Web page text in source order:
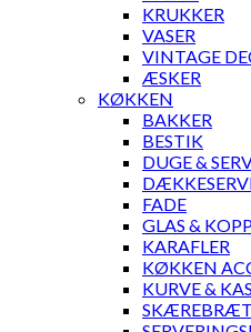
KRUKKER
VASER
VINTAGE
ÆSKER
KØKKEN
BAKKER
BESTIK
DUGE &
FADE
GLAS &
KARAFLER
KØKKEN
KURVE &